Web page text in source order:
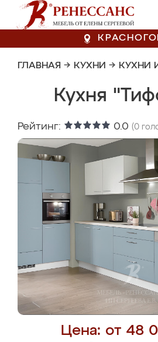
ГЛАВНАЯ → КУХНИ → КУХНИ
Кухня
Рейтинг: 0.0 (0
Цена: от 48